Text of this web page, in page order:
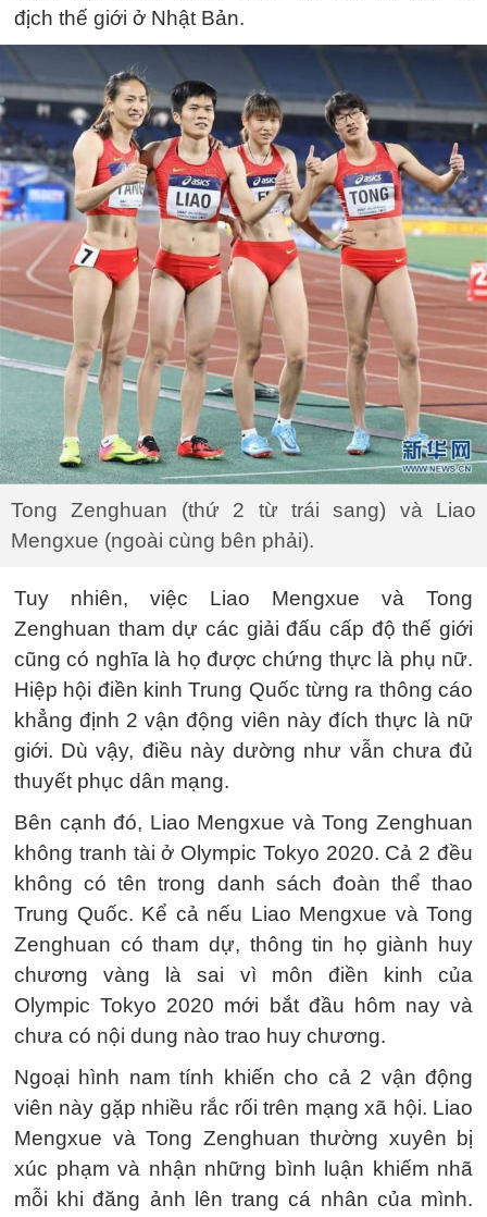
địch thế giới ở Nhật Bản.
Tong Zenghuan (thứ 2 từ trái sang) và Liao
Mengxue (ngoài cùng bên phải).
Tuy nhiên, việc Liao Mengxue và Tong
Zenghuan tham dự các giải đấu cấp độ thế giới
cũng có nghĩa là họ được chứng thực là phụ nữ.
Hiệp hội điền kinh Trung Quốc từng ra thông cáo
khẳng định 2 vận động viên này đích thực là nữ
giới. Dù vậy, điều này dường như vẫn chưa đủ
thuyết phục dân mạng.
Bên cạnh đó, Liao Mengxue và Tong Zenghuan
không tranh tài ở Olympic Tokyo 2020. Cả 2 đều
không có tên trong danh sách đoàn thể thao
Trung Quốc. Kể cả nếu Liao Mengxue và Tong
Zenghuan có tham dự, thông tin họ giành huy
chương vàng là sai vì môn điền kinh của
Olympic Tokyo 2020 mới bắt đầu hôm nay và
chưa có nội dung nào trao huy chương.
Ngoại hình nam tính khiến cho cả 2 vận động
viên này gặp nhiều rắc rối trên mạng xã hội. Liao
Mengxue và Tong Zenghuan thường xuyên bị
xúc phạm và nhận những bình luận khiếm nhã
mỗi khi đăng ảnh lên trang cá nhân của mình.